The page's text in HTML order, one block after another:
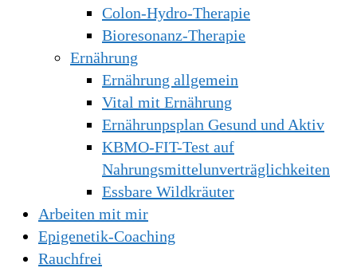
Colon-Hydro-Therapie
Bioresonanz-Therapie
Ernährung
Ernährung allgemein
Vital mit Ernährung
Ernährunpsplan Gesund und Aktiv
KBMO-FIT-Test auf
Nahrungsmittelunverträglichkeiten
Essbare Wildkräuter
Arbeiten mit mir
Epigenetik-Coaching
Rauchfrei